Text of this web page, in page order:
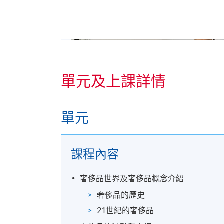
從一九九九年起，Andrew 就開始他的培訓
識。現時，Andrew 是多間國際寶石培訓機
亦為國際公司從事鑽石採購工作，以逾廿
單元及上課詳情
單元
課程內容
奢侈品世界及奢侈品概念介紹
奢侈品的歷史
21世紀的奢侈品